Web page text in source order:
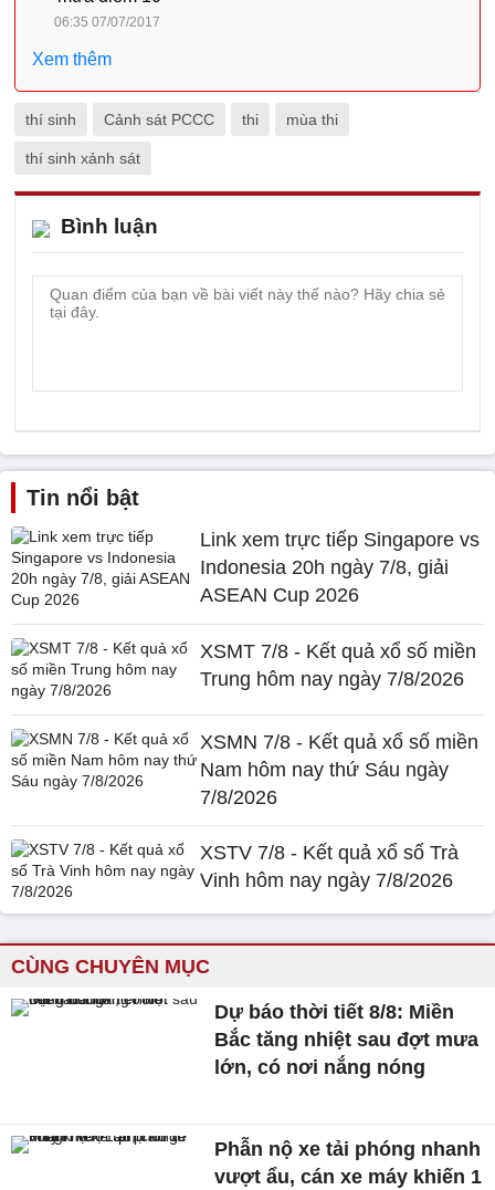
06:35 07/07/2017
Xem thêm
thí sinh Cảnh sát PCCC thi mùa thi
thí sinh xảnh sát
Bình luận
Tin nổi bật
Link xem trực tiếp Singapore vs
Indonesia 20h ngày 7/8, giải
ASEAN Cup 2026
XSMT 7/8 - Kết quả xổ số miền
Trung hôm nay ngày 7/8/2026
XSMN 7/8 - Kết quả xổ số miền
Nam hôm nay thứ Sáu ngày
7/8/2026
XSTV 7/8 - Kết quả xổ số Trà
Vinh hôm nay ngày 7/8/2026
CÙNG CHUYÊN MỤC
Dự báo thời tiết 8/8: Miền
Bắc tăng nhiệt sau đợt mưa
lớn, có nơi nắng nóng
Phẫn nộ xe tải phóng nhanh
vượt ẩu, cán xe máy khiến 1